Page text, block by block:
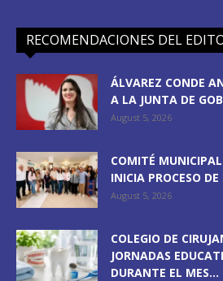
RECOMENDACIONES DEL
ÁLVAREZ CONDE
A LA JUNTA DE
August 5, 2026
COMITÉ
INICIA PROCESO
August 5, 2026
COLEGIO DE
JORNADAS
DURANTE EL MES...